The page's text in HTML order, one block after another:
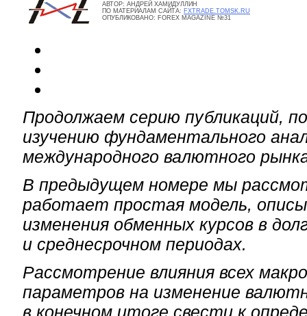
АВТОР: АНДРЕЙ ХАМИДУЛЛИН
ПО МАТЕРИАЛАМ САЙТА: FXTRADE.TOMSK.RU
ОПУБЛИКОВАНО: FOREX MAGAZINE №31
Продолжаем серию публикаций,
изучению фундаментального
международного валютного
В предыдущем номере мы
работает простая модель,
изменения обменных курсов в
и среднесрочном периодах.
Рассмотрение влияния всех
параметров на изменение
в конечном итоге свести к